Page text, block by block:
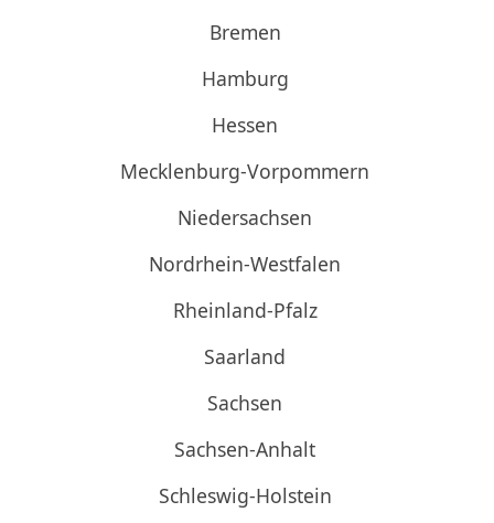
Bremen
Hamburg
Hessen
Mecklenburg-Vorpommern
Niedersachsen
Nordrhein-Westfalen
Rheinland-Pfalz
Saarland
Sachsen
Sachsen-Anhalt
Schleswig-Holstein